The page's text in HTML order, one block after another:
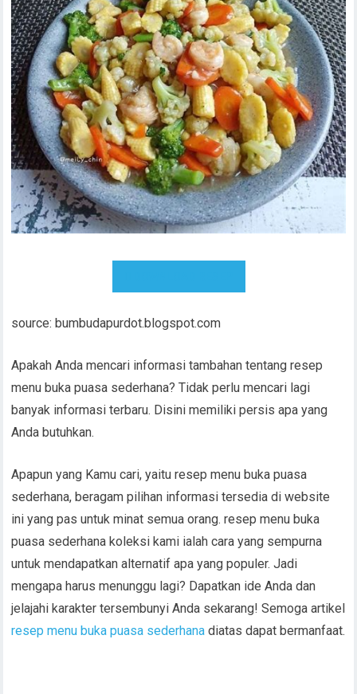
source: bumbudapurdot.blogspot.com
Apakah Anda mencari informasi tambahan tentang resep
menu buka puasa sederhana? Tidak perlu mencari lagi
banyak informasi terbaru. Disini memiliki persis apa yang
Anda butuhkan.
Apapun yang Kamu cari, yaitu resep menu buka puasa
sederhana, beragam pilihan informasi tersedia di website
ini yang pas untuk minat semua orang. resep menu buka
puasa sederhana koleksi kami ialah cara yang sempurna
untuk mendapatkan alternatif apa yang populer. Jadi
mengapa harus menunggu lagi? Dapatkan ide Anda dan
jelajahi karakter tersembunyi Anda sekarang! Semoga artikel
resep menu buka puasa sederhanadiatas dapat bermanfaat.